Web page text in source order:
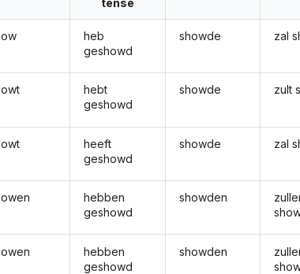
heb
geshowd
hebt
geshowd
heeft
geshowd
hebben
geshowd
hebben
geshowd
showde
showde
showde
showden
showden
zal
zult
zal